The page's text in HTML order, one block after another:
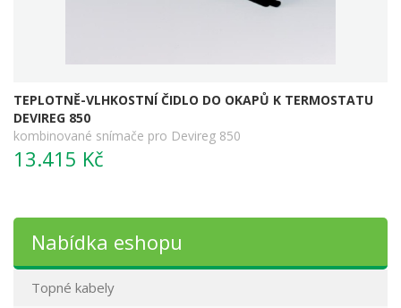
TEPLOTNĚ-VLHKOSTNÍ ČIDLO DO OKAPŮ K TERMOSTATU
DEVIREG 850
kombinované snímače pro Devireg 850
13.415 Kč
Nabídka eshopu
Topné kabely